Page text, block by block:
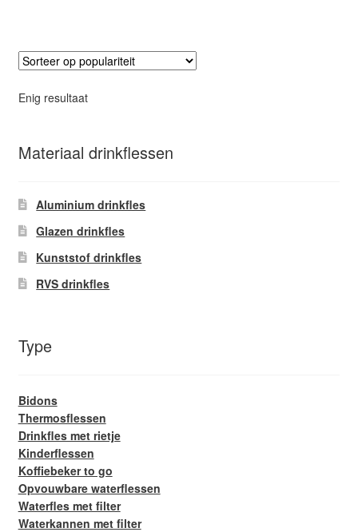
Enig resultaat
Materiaal drinkflessen
Aluminium drinkfles
Glazen drinkfles
Kunststof drinkfles
RVS drinkfles
Type
Bidons
Thermosflessen
Drinkfles met rietje
Kinderflessen
Koffiebeker to go
Opvouwbare waterflessen
Waterfles met filter
Waterkannen met filter